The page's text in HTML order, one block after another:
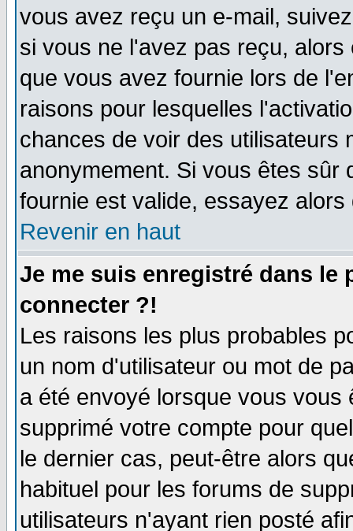
vous avez reçu un e-mail,
si vous ne l'avez pas reçu,
que vous avez fournie lors de
raisons pour lesquelles
chances de voir des utilisateurs
anonymement. Si vous êtes sûr
fournie est valide, essayez
Revenir en haut
Je me suis enregistré dans le
connecter ?!
Les raisons les plus probables
un nom d'utilisateur ou mot de
a été envoyé lorsque vous
supprimé votre compte pour
le dernier cas, peut-être alors
habituel pour les forums de
utilisateurs n'ayant rien posté